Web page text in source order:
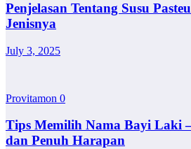
Penjelasan Tentang Susu
Jenisnya
July 3, 2025
Provitamon 0
Tips Memilih Nama Bayi Laki
dan Penuh Harapan